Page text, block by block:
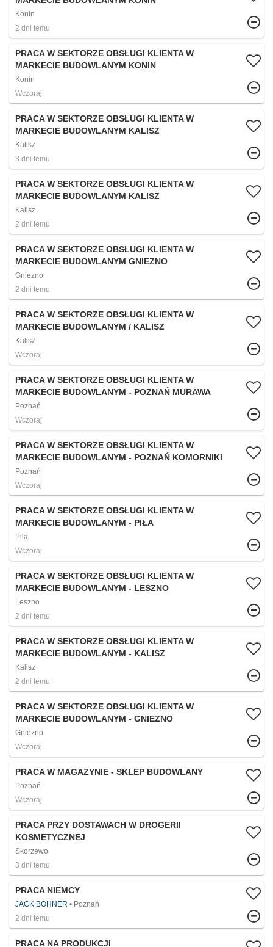
Konin
2 dni temu
PRACA W SEKTORZE OBSŁUGI KLIENTA W
MARKECIE BUDOWLANYM KONIN
Konin
Wczoraj
PRACA W SEKTORZE OBSŁUGI KLIENTA W
MARKECIE BUDOWLANYM KALISZ
Kalisz
3 dni temu
PRACA W SEKTORZE OBSŁUGI KLIENTA W
MARKECIE BUDOWLANYM KALISZ
Kalisz
2 dni temu
PRACA W SEKTORZE OBSŁUGI KLIENTA W
MARKECIE BUDOWLANYM GNIEZNO
Gniezno
2 dni temu
PRACA W SEKTORZE OBSŁUGI KLIENTA W
MARKECIE BUDOWLANYM / KALISZ
Kalisz
Wczoraj
PRACA W SEKTORZE OBSŁUGI KLIENTA W
MARKECIE BUDOWLANYM - POZNAŃ MURAWA
Poznań
Wczoraj
PRACA W SEKTORZE OBSŁUGI KLIENTA W
MARKECIE BUDOWLANYM - POZNAŃ KOMORNIKI
Poznań
Wczoraj
PRACA W SEKTORZE OBSŁUGI KLIENTA W
MARKECIE BUDOWLANYM - PIŁA
Pila
Wczoraj
PRACA W SEKTORZE OBSŁUGI KLIENTA W
MARKECIE BUDOWLANYM - LESZNO
Leszno
2 dni temu
PRACA W SEKTORZE OBSŁUGI KLIENTA W
MARKECIE BUDOWLANYM - KALISZ
Kalisz
2 dni temu
PRACA W SEKTORZE OBSŁUGI KLIENTA W
MARKECIE BUDOWLANYM - GNIEZNO
Gniezno
Wczoraj
PRACA W MAGAZYNIE - SKLEP BUDOWLANY
Poznań
Wczoraj
PRACA PRZY DOSTAWACH W DROGERII
KOSMETYCZNEJ
Skorzewo
3 dni temu
PRACA NIEMCY
JACK BOHNER
Poznań
2 dni temu
PRACA NA PRODUKCJI